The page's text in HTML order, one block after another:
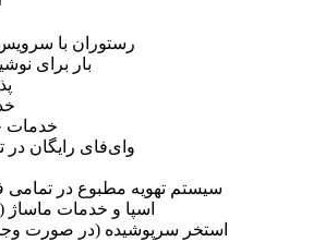
رستوران با سرویس
بار برای
خدمات
وای‌فای رایگان در
سیستم تهویه مطبوع در
اسپا و خدمات ماساژ
استخر سرپوشیده (در صورت